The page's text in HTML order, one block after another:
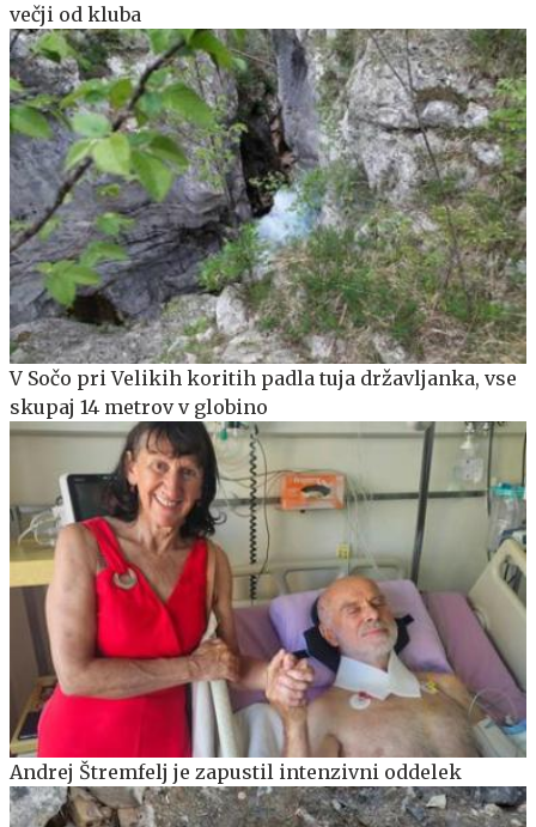
večji od kluba
V Sočo pri Velikih koritih padla tuja državljanka, vse
skupaj 14 metrov v globino
Andrej Štremfelj je zapustil intenzivni oddelek